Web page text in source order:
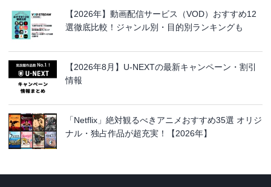
【2026年】動画配信サービス（VOD）おすすめ12
選徹底比較！ジャンル別・目的別ランキングも
【2026年8月】U-NEXTの最新キャンペーン・割引
情報
「Netflix」絶対観るべきアニメおすすめ35選 オリジ
ナル・独占作品が超充実！【2026年】